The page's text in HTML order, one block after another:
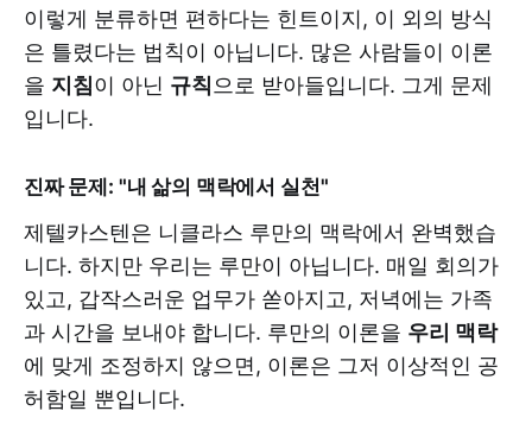
이렇게 분류하면 편하다는 힌트이지, 이 외의 방식
은 틀렸다는 법칙이 아닙니다. 많은 사람들이 이론
을 지침이 아닌 규칙 으로 받아들입니다. 그게 문제
입니다.
진짜 문제: "내 삶의 맥락에서 실천"
제텔카스텐은 니클라스 루만의 맥락에서 완벽했습
니다. 하지만 우리는 루만이 아닙니다. 매일 회의가
있고, 갑작스러운 업무가 쏟아지고, 저녁에는 가족
과 시간을 보내야 합니다. 루만의 이론을 우리 맥락
에 맞게 조정하지 않으면, 이론은 그저 이상적인 공
허함일 뿐입니다.